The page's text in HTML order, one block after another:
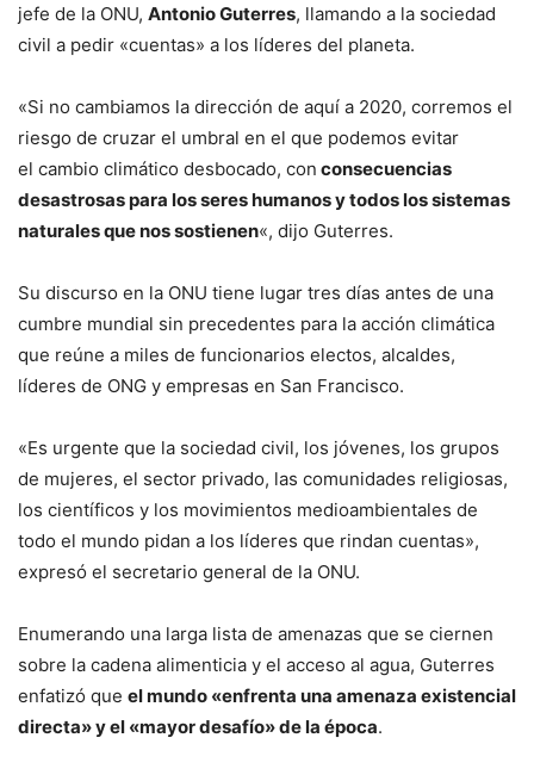
jefe de la ONU, Antonio Guterres, llamando a la sociedad
civil a pedir «cuentas» a los líderes del planeta.
«Si no cambiamos la dirección de aquí a 2020, corremos el
riesgo de cruzar el umbral en el que podemos evitar
el cambio climático desbocado, con consecuencias
desastrosas para los seres humanos y todos los sistemas
naturales que nos sostienen«, dijo Guterres.
Su discurso en la ONU tiene lugar tres días antes de una
cumbre mundial sin precedentes para la acción climática
que reúne a miles de funcionarios electos, alcaldes,
líderes de ONG y empresas en San Francisco.
«Es urgente que la sociedad civil, los jóvenes, los grupos
de mujeres, el sector privado, las comunidades religiosas,
los científicos y los movimientos medioambientales de
todo el mundo pidan a los líderes que rindan cuentas»,
expresó el secretario general de la ONU.
Enumerando una larga lista de amenazas que se ciernen
sobre la cadena alimenticia y el acceso al agua, Guterres
enfatizó que el mundo «enfrenta una amenaza existencial
directa» y el «mayor desafío» de la época.